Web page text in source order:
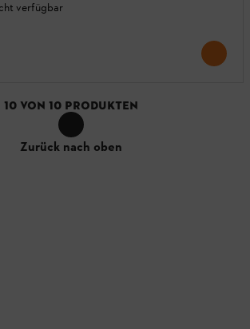
verfügbar
10 VON 10 PRODUKTEN
Zurück nach oben